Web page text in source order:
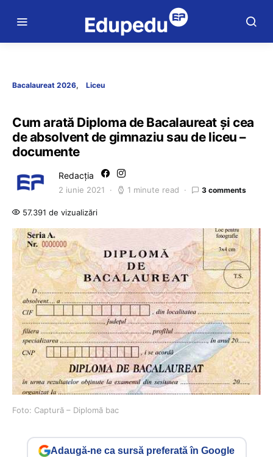
Bacalaureat 2026 Liceu
Cum arată Diploma de Bacalaureat și cea
de absolvent de gimnaziu sau de liceu –
documente
Redacția
2 iunie 2021 1 minute read 3 comments
57.391 de vizualizări
Foto: Captură – Diplomă bac
Adaugă-ne ca sursă preferată în Google